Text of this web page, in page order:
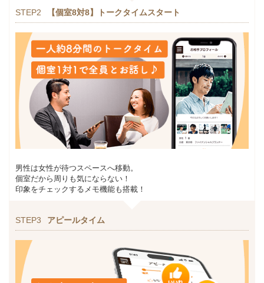
STEP2 【個室8対8】トークタイムスタート
男性は女性が待つスペースへ移動。
個室だから周りも気にならない！
印象をチェックするメモ機能も搭載！
STEP3 アピールタイム